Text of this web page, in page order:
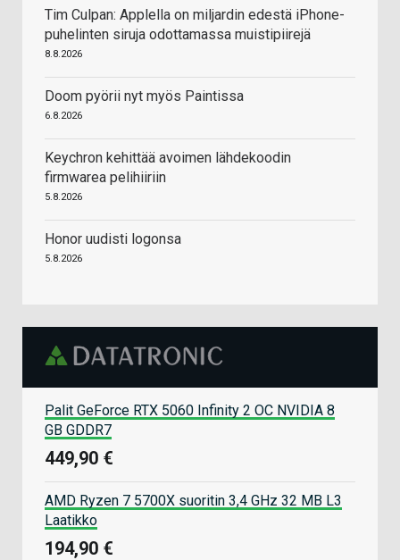
Tim Culpan: Applella on miljardin edestä iPhone-
puhelinten siruja odottamassa muistipiirejä
8.8.2026
Doom pyörii nyt myös Paintissa
6.8.2026
Keychron kehittää avoimen lähdekoodin
firmwarea pelihiiriin
5.8.2026
Honor uudisti logonsa
5.8.2026
Palit GeForce RTX 5060 Infinity 2 OC NVIDIA 8
GB GDDR7
449,90 €
AMD Ryzen 7 5700X suoritin 3,4 GHz 32 MB L3
Laatikko
194,90 €